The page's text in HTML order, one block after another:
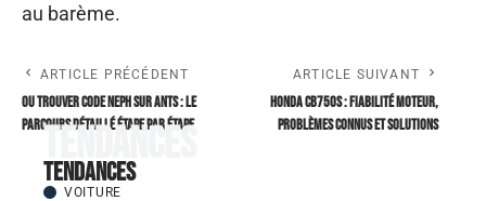
au barème.
ARTICLE PRÉCÉDENT
Ou trouver code NEPH sur ANTS : le
parcours détaillé étape par étape
ARTICLE SUIVANT
Honda cb750s : fiabilité moteur,
problèmes connus et solutions
Tendances
Tendances
VOITURE